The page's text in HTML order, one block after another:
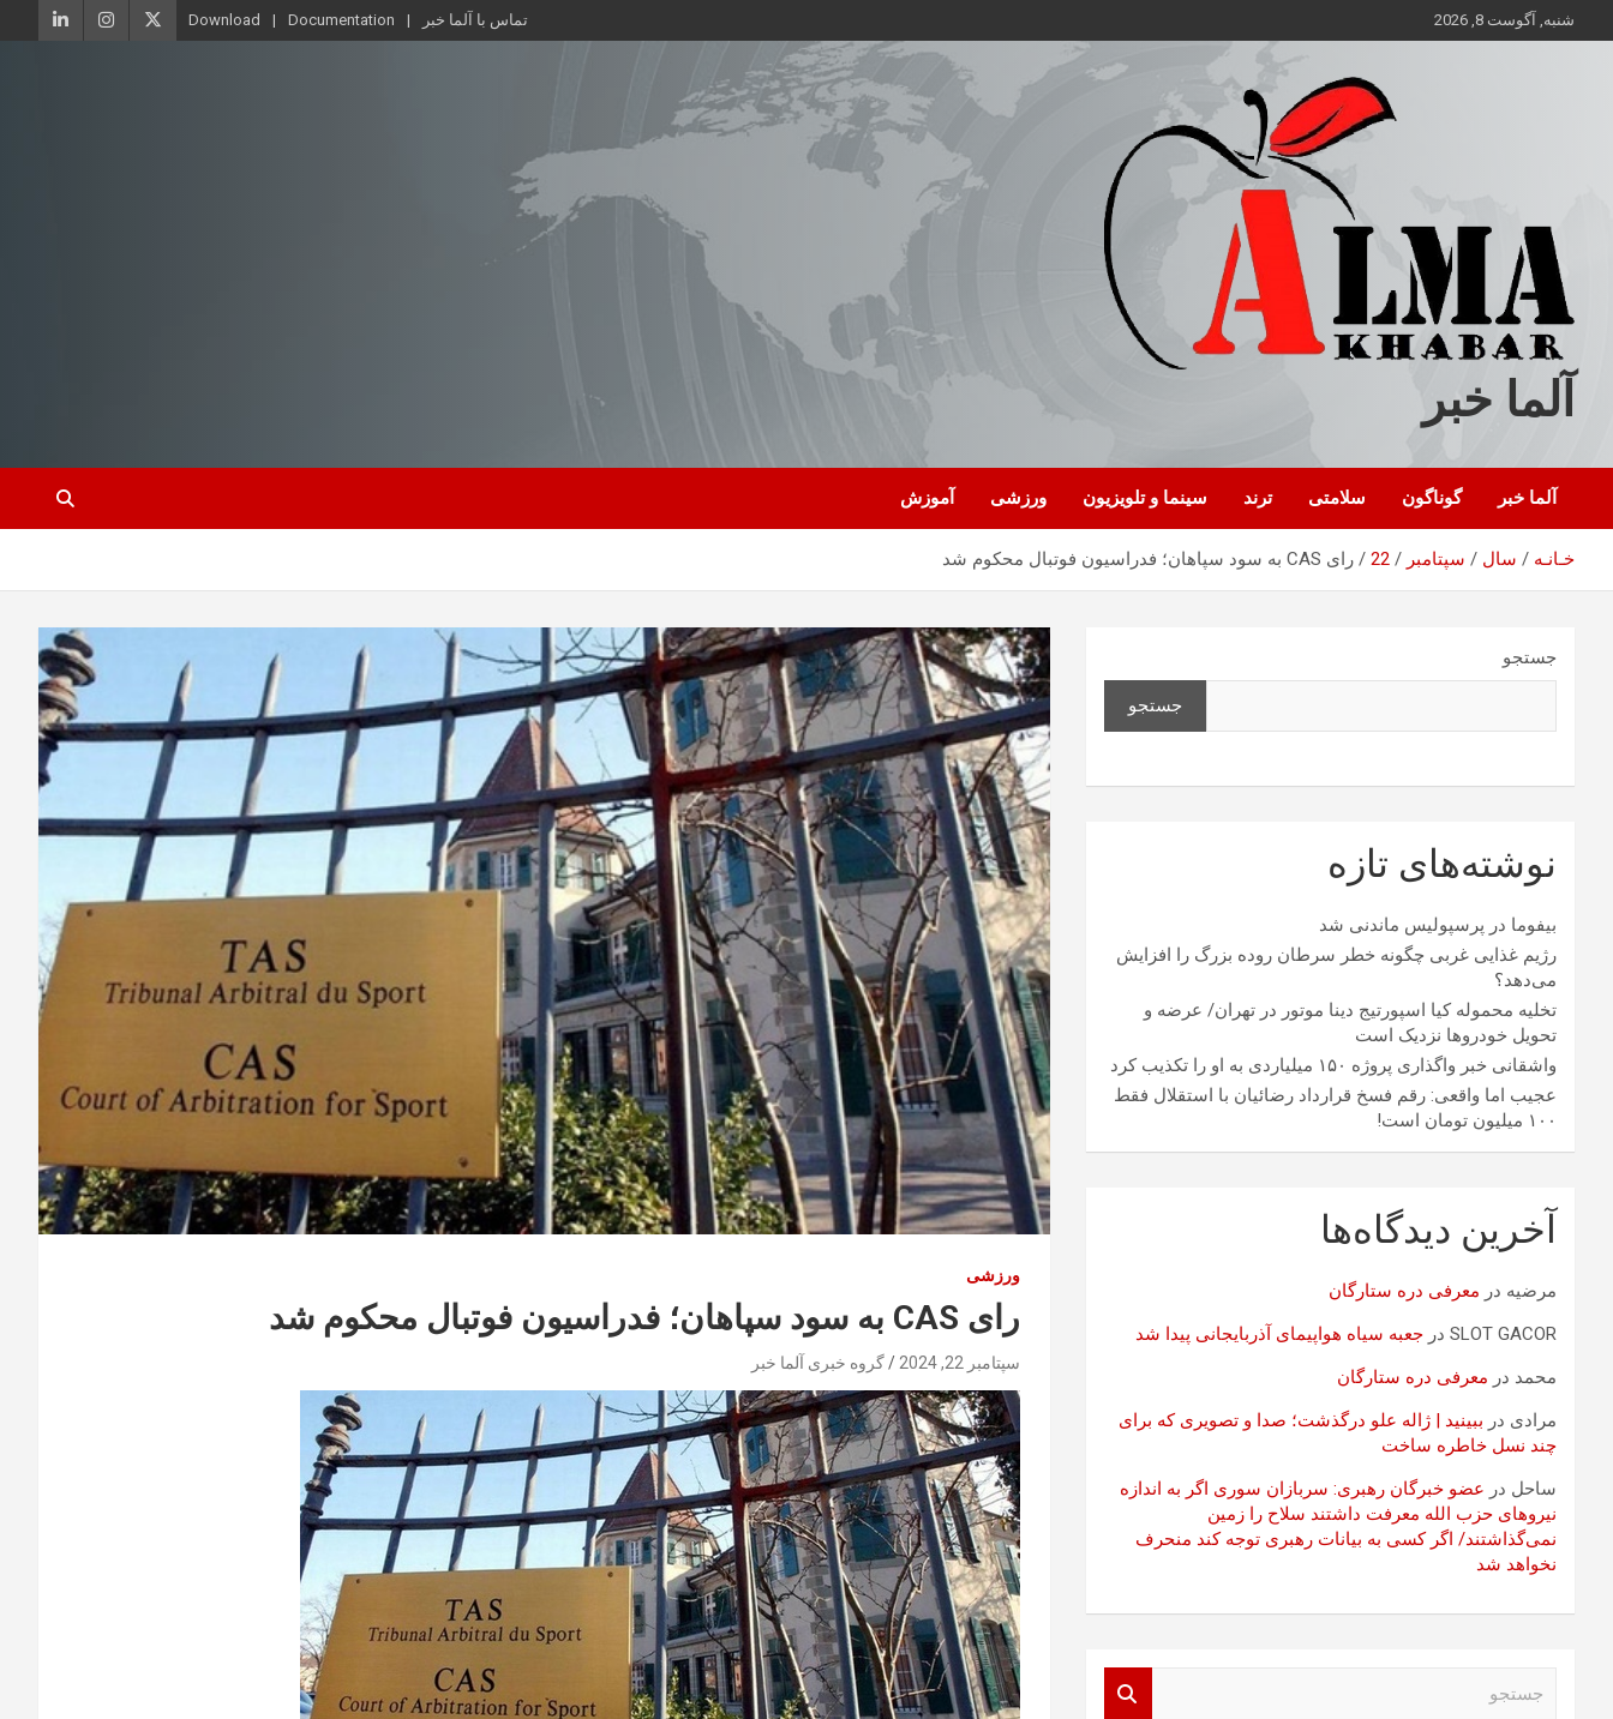
محتوا
شنبه, آگوست 8, 2026 تماس با آلما خبر Documentation
Download
آلما خبر
آلما خبر گوناگون سلامتی ترند سینما و تلویزیون ورزشی آموزش
خـانـه سال سپتامبر 22 رای CAS به سود سپاهان؛ فدراسیون فوتبال محکوم شد
ورزشی
رای CAS به سود سپاهان؛ فدراسیون فوتبال محکوم شد
سپتامبر 22, 2024 گروه خبری آلما خبر
جستجو
جستجو
نوشته‌های تازه
بیفوما در پرسپولیس ماندنی شد
رژیم غذایی غربی چگونه خطر سرطان روده بزرگ را افزایش
می‌دهد؟
تخلیه محموله کیا اسپورتیج دینا موتور در تهران/ عرضه و
تحویل خودروها نزدیک است
واشقانی خبر واگذاری پروژه ۱۵۰ میلیاردی به او را تکذیب کرد
عجیب اما واقعی: رقم فسخ قرارداد رضائیان با استقلال فقط
۱۰۰ میلیون تومان است!
آخرین دیدگاه‌ها
مرضیه در معرفی دره ستارگان
SLOT GACOR در جعبه سیاه هواپیمای آذربایجانی پیدا شد
محمد در معرفی دره ستارگان
مرادی در ببینید | ژاله علو درگذشت؛ صدا و تصویری که برای
چند نسل خاطره ساخت
ساحل در عضو خبرگان رهبری: سربازان سوری اگر به اندازه
نیروهای حزب الله معرفت داشتند سلاح را زمین
نمی‌گذاشتند/ اگر کسی به بیانات رهبری توجه کند منحرف
نخواهد شد